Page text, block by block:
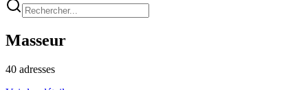
Masseur
40 adresses